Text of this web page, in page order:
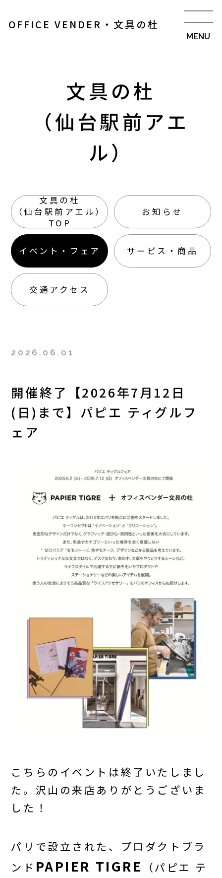
OFFICE VENDER・文具の杜
文具の杜
（仙台駅前アエ
ル）
文具の杜
（仙台駅前アエル）
TOP
お知らせ
イベント・フェア サービス・商品
交通アクセス
2026.06.01
開催終了【2026年7月12日
(日)まで】パピエ ティグルフ
ェア
こちらのイベントは終了いたしまし
た。沢山の来店ありがとうございま
した！
パリで設立された、プロダクトブラ
ンド PAPIER TIGRE
（パピエ テ